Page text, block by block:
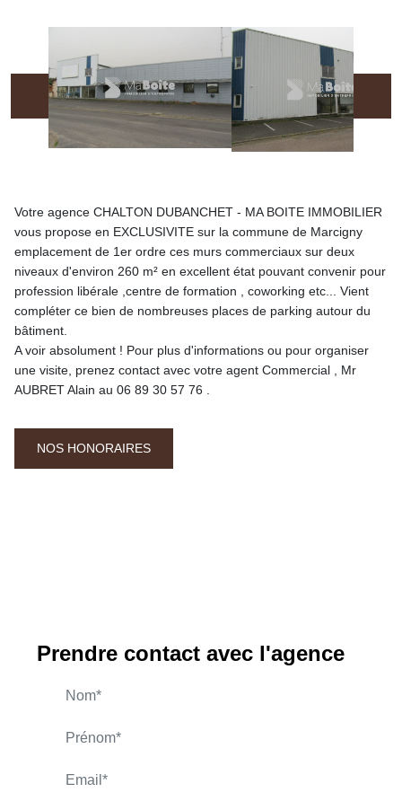
Votre agence CHALTON DUBANCHET - MA BOITE IMMOBILIER
vous propose en EXCLUSIVITE sur la commune de Marcigny
emplacement de 1er ordre ces murs commerciaux sur deux
niveaux d'environ 260 m² en excellent état pouvant convenir pour
profession libérale ,centre de formation , coworking etc... Vient
compléter ce bien de nombreuses places de parking autour du
bâtiment.
A voir absolument ! Pour plus d'informations ou pour organiser
une visite, prenez contact avec votre agent Commercial , Mr
AUBRET Alain au 06 89 30 57 76 .
NOS HONORAIRES
Prendre contact avec l'agence